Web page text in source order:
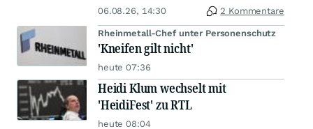
06.08.26, 14:30 2 Kommentare
Rheinmetall-Chef unter Personenschutz
'Kneifen gilt nicht'
heute 07:36
Heidi Klum wechselt mit
'HeidiFest' zu RTL
heute 08:04